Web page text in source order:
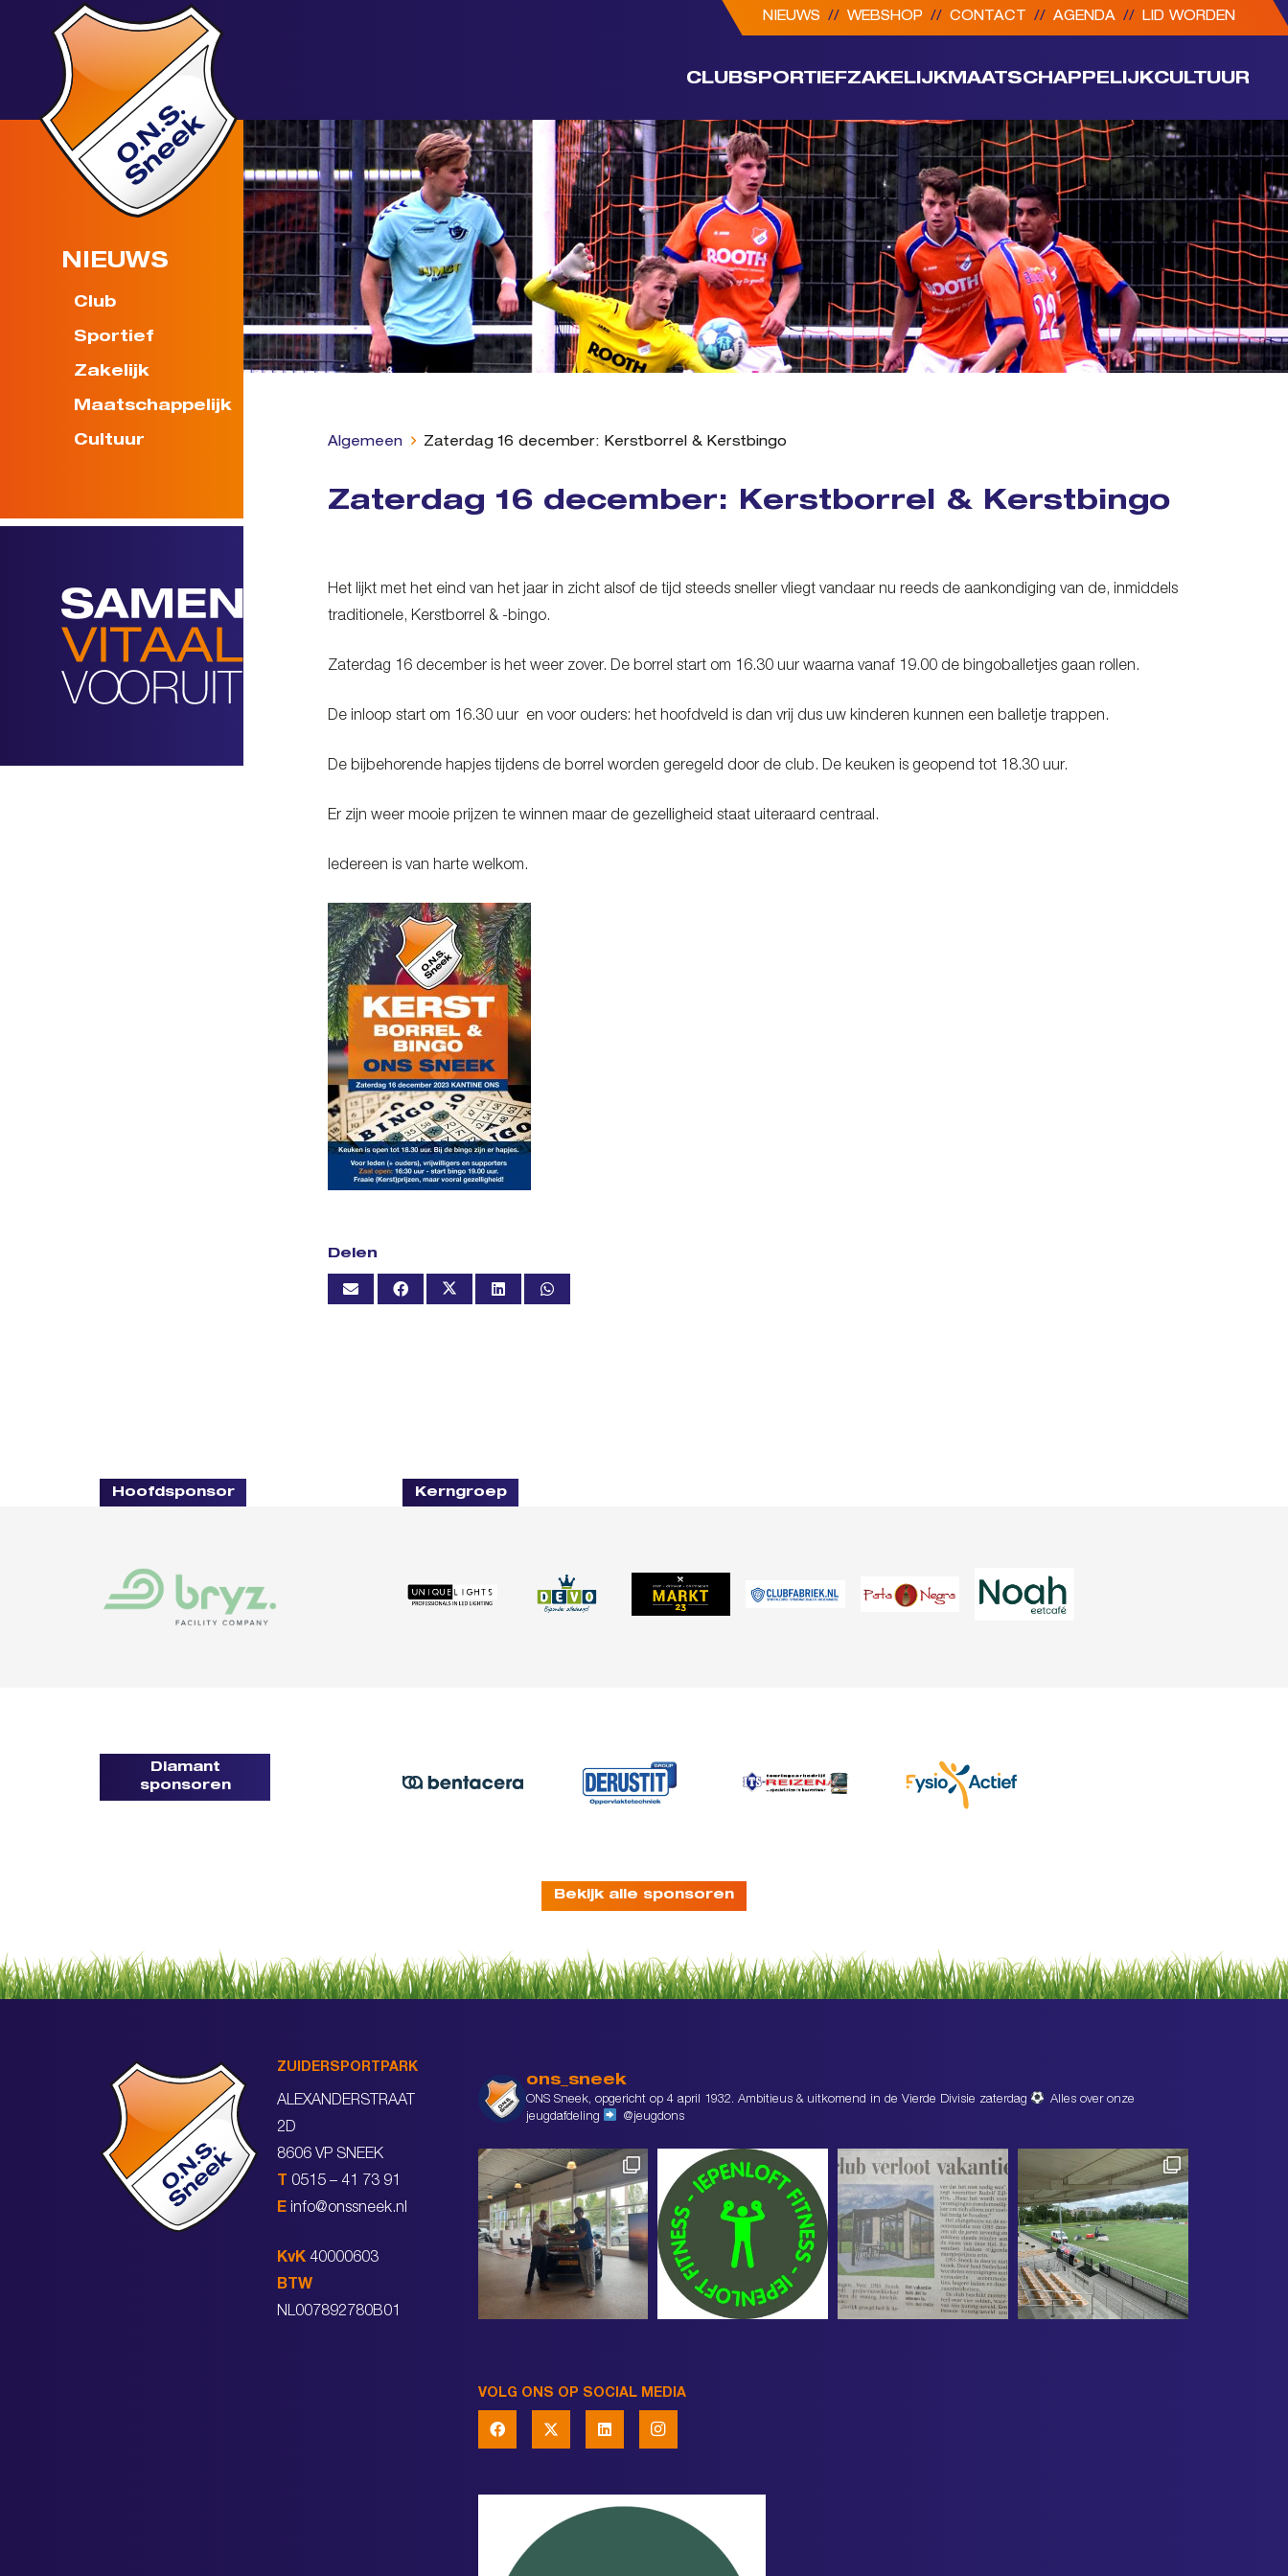
NIEUWS // WEBSHOP // CONTACT // AGENDA // LID WORDEN
CLUBSPORTIEFZAKELIJK MAATSCHAPPELIJKCULTUUR
NIEUWS
Club
Sportief
Zakelijk
Maatschappelijk
Cultuur Algemeen Zaterdag 16 december: Kerstborrel & Kerstbingo
Zaterdag 16 december: Kerstborrel & Kerstbingo
Het lijkt met het eind van het jaar in zicht alsof de tijd steeds sneller vliegt vandaar nu reeds de aankondiging van de, inmiddels
traditionele, Kerstborrel & -bingo.
Zaterdag 16 december is het weer zover. De borrel start om 16.30 uur waarna vanaf 19.00 de bingoballetjes gaan rollen.
De inloop start om 16.30 uur en voor ouders: het hoofdveld is dan vrij dus uw kinderen kunnen een balletje trappen.
De bijbehorende hapjes tijdens de borrel worden geregeld door de club. De keuken is geopend tot 18.30 uur.
Er zijn weer mooie prijzen te winnen maar de gezelligheid staat uiteraard centraal.
Iedereen is van harte welkom.
Delen
Hoofdsponsor Kerngroep
Diamant
sponsoren
Bekijk alle sponsoren
ZUIDERSPORTPARK
ALEXANDERSTRAAT
2D
8606 VP SNEEK
T 0515 – 41 73 91
E info@onssneek.nl
KvK 40000603
BTW
NL007892780B01
ons_sneek
ONS Sneek, opgericht op 4 april 1932. Ambitieus & uitkomend in de Vierde Divisie zaterdag
Alles over onze
jeugdafdeling
@jeugdons
VOLG ONS OP SOCIAL MEDIA